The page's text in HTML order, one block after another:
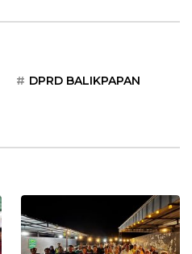
DPRD BALIKPAPAN